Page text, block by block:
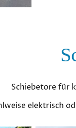
Schiebetore für
elektrisch